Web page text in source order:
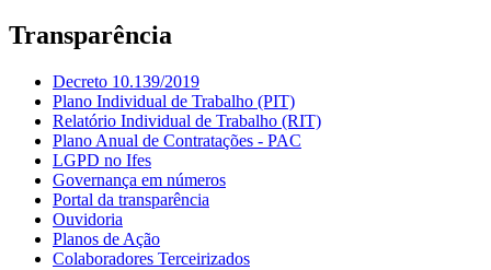
Transparência
Decreto 10.139/2019
Plano Individual de Trabalho (PIT)
Relatório Individual de Trabalho (RIT)
Plano Anual de Contratações - PAC
LGPD no Ifes
Governança em números
Portal da transparência
Ouvidoria
Planos de Ação
Colaboradores Terceirizados